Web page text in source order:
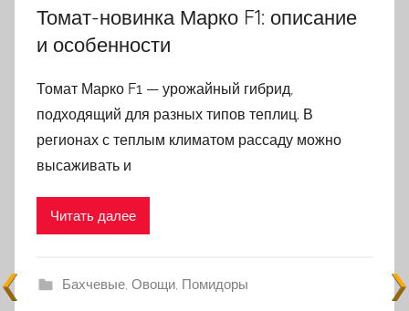
Томат-новинка Марко F1: описание
и особенности
Томат Марко F1 — урожайный гибрид,
подходящий для разных типов теплиц. В
регионах с теплым климатом рассаду можно
высаживать и
Читать далее
Бахчевые, Овощи, Помидоры